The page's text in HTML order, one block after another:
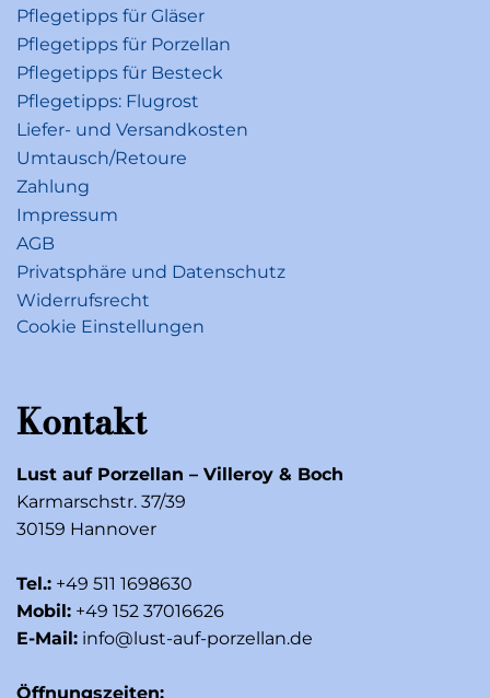
Pflegetipps für Gläser
Pflegetipps für Porzellan
Pflegetipps für Besteck
Pflegetipps: Flugrost
Liefer- und Versandkosten
Umtausch/Retoure
Zahlung
Impressum
AGB
Privatsphäre und Datenschutz
Widerrufsrecht
Cookie Einstellungen
Kontakt
Lust auf Porzellan – Villeroy & Boch
Karmarschstr. 37/39
30159 Hannover
Tel.: +49 511 1698630
Mobil: +49 152 37016626
E-Mail: info@lust-auf-porzellan.de
Öffnungszeiten: